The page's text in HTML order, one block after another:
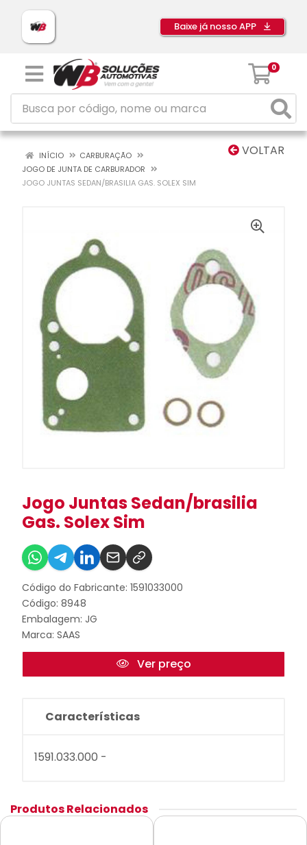
Baixe já nosso APP
0
VOLTAR
INÍCIO
CARBURAÇÃO
JOGO DE JUNTA DE CARBURADOR
JOGO JUNTAS SEDAN/BRASILIA GAS. SOLEX SIM
Jogo Juntas Sedan/brasilia
Gas. Solex Sim
Código do Fabricante: 1591033000
Código: 8948
Embalagem: JG
Marca: SAAS
Ver preço
Características
1591.033.000 -
Produtos Relacionados